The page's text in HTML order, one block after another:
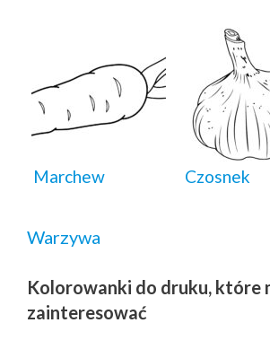
Marchew Czosnek
Warzywa
Kolorowanki do druku, które
zainteresować